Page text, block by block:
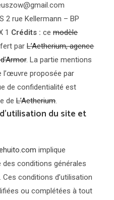
2 rue Kellermann – BP
1 Crédits : cemodèle
parL’Aetherium, agence
. La partie mentions
l’œuvre proposée par
de confidentialité est
deL’Aetherium.
du site et
implique
des conditions générales
conditions d’utilisation
ou complétées à tout